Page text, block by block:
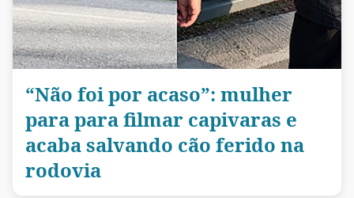
“Não foi por acaso”: mulher
para para filmar capivaras e
acaba salvando cão ferido na
rodovia